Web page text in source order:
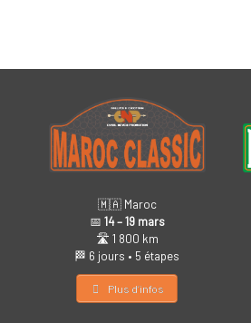
🇲🇦 Maroc
📅 14 – 19 mars
🛣️ 1 800 km
🏁 6 jours • 5 étapes
Plus d’infos